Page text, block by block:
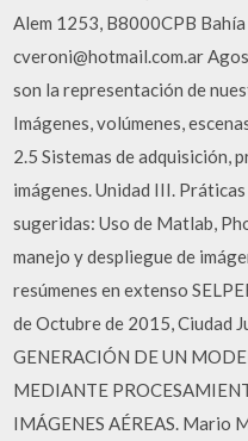
Alem 1253, B8000CPB
cveroni@hotmail.com.ar
son la representación de
Imágenes, volúmenes,
2.5 Sistemas de adquisición,
imágenes. Unidad III.
sugeridas: Uso de Matlab,
manejo y despliegue de
resúmenes en extenso
de Octubre de 2015, Ciudad
GENERACIÓN DE UN
MEDIANTE
IMÁGENES AÉREAS. Mario